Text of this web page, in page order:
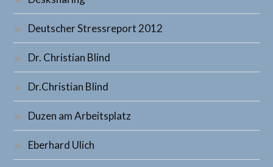
Deutscher Stressreport 2012
Dr. Christian Blind
Dr.Christian Blind
Duzen am Arbeitsplatz
Eberhard Ulich